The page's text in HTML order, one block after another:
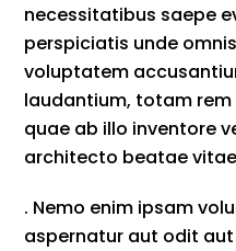
necessitatibus saepe
perspiciatis unde
voluptatem
laudantium, totam
quae ab illo inventore
architecto beatae
. Nemo enim ipsam
aspernatur aut odit